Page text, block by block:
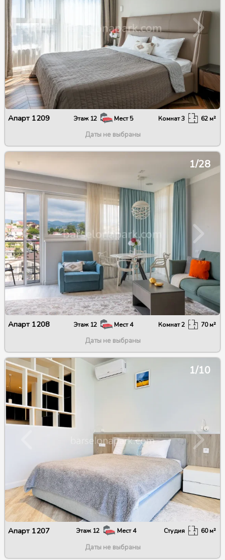
Апарт 1209 Этаж 12 Мест5 Комнат3 62м²
Даты не выбраны
1/28
Апарт 1208 Этаж 12 Мест4 Комнат2 70м²
Даты не выбраны
1/10
Апарт 1207 Этаж 12 Мест4 Студия 60м²
Даты не выбраны